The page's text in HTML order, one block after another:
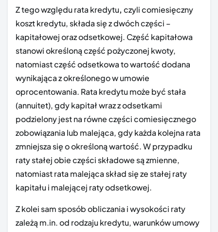
Z tego względu rata kredytu, czyli comiesięczny
koszt kredytu, składa się z dwóch części –
kapitałowej oraz odsetkowej. Część kapitałowa
stanowi określoną część pożyczonej kwoty,
natomiast część odsetkowa to wartość dodana
wynikająca z określonego w umowie
oprocentowania. Rata kredytu może być stała
(annuitet), gdy kapitał wraz z odsetkami
podzielony jest na równe części comiesięcznego
zobowiązania lub malejąca, gdy każda kolejna rata
zmniejsza się o określoną wartość. W przypadku
raty stałej obie części składowe są zmienne,
natomiast rata malejąca skład się ze stałej raty
kapitału i malejącej raty odsetkowej.
Z kolei sam sposób obliczania i wysokości raty
zależą m.in. od rodzaju kredytu, warunków umowy